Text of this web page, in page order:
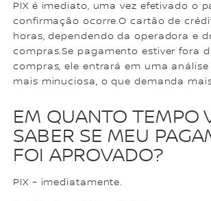
PIX é imediato, uma vez efetivado o
confirmação ocorre.O cartão de
horas, dependendo da operadora e
compras.Se pagamento estiver fora
compras, ele entrará em uma
mais minuciosa, o que demanda
EM QUANTO TEMPO
SABER SE MEU
FOI APROVADO?
PIX – imediatamente.